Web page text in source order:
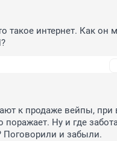
такое интернет. Как он
к продаже вейпы, при
поражает. Ну и где
Поговорили и забыли.